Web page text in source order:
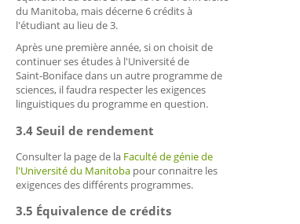
du Manitoba, mais décerne 6 crédits à
l'étudiant au lieu de 3.
Après une première année, si on choisit de
continuer ses études à l'Université de
Saint‑Boniface dans un autre programme de
sciences, il faudra respecter les exigences
linguistiques du programme en question.
3.4 Seuil de rendement
Consulter la page de la Faculté de génie de
l'Université du Manitoba pour connaitre les
exigences des différents programmes.
3.5 Équivalence de crédits